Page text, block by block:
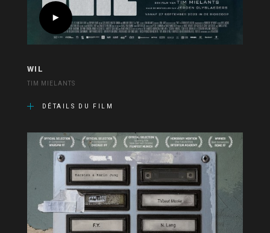
WIL
TIM MIELANTS
DÉTAILS DU FILM